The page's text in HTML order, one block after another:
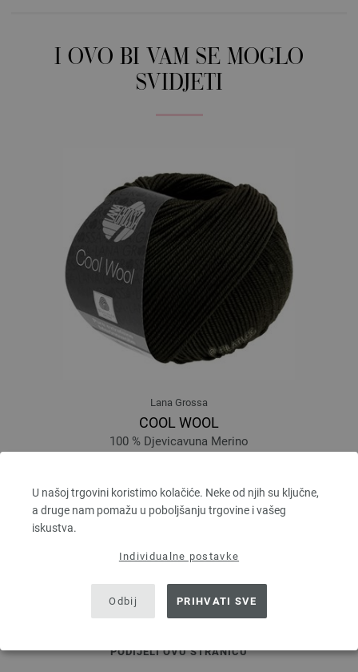
U našoj trgovini koristimo kolačiće. Neke od njih su ključne,
a druge nam pomažu u poboljšanju trgovine i vašeg
iskustva.
Individualne postavke
Odbij PRIHVATI SVE
I OVO BI VAM SE MOGLO
SVIDJETI
Lana Grossa
COOL WOOL
100 % Djevicavuna Merino
5,46 €
6,38 $
bez PDV-a, dodatno troškovi za dostavu, Osnovna cijena:
prev next
PODIJELI OVU STRANICU